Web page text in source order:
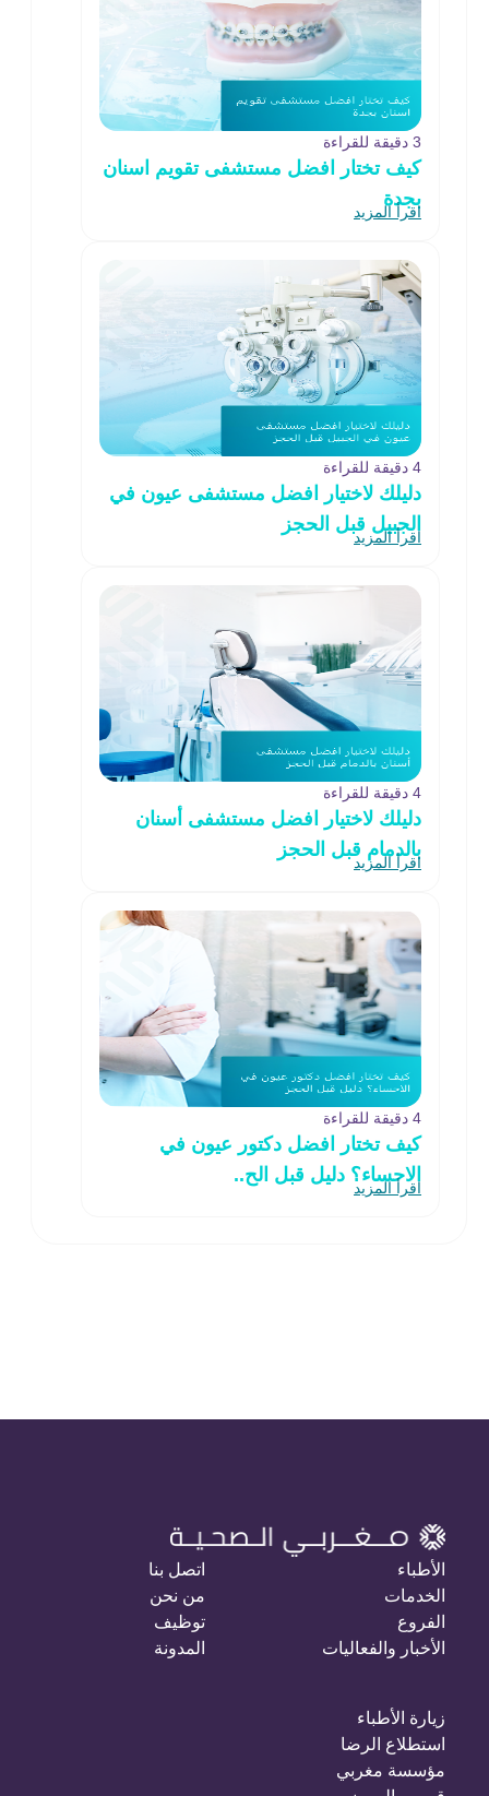
3 دقيقة للقراءة
كيف تختار افضل مستشفى تقويم اسنان
بجدة
اقرأ المزيد
4 دقيقة للقراءة
دليلك لاختيار افضل مستشفى عيون في
الجبيل قبل الحجز
اقرأ المزيد
4 دقيقة للقراءة
دليلك لاختيار افضل مستشفى أسنان
بالدمام قبل الحجز
اقرأ المزيد
4 دقيقة للقراءة
كيف تختار افضل دكتور عيون في
الاحساء؟ دليل قبل الح..
اقرأ المزيد
الأطباء
الخدمات
الفروع
الأخبار والفعاليات
اتصل بنا
من نحن
توظيف
المدونة
زيارة الأطباء
استطلاع الرضا
مؤسسة مغربي